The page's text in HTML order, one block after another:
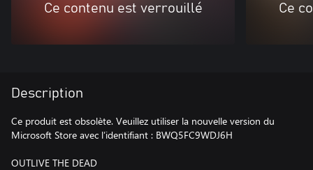
Ce contenu est verrouillé Ce
Description
Ce produit est obsolète. Veuillez utiliser la nouvelle version du
Microsoft Store avec l’identifiant : BWQ5FC9WDJ6H
OUTLIVE THE DEAD